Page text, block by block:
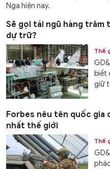
Nga hiện nay.
Sẽ gọi tái ngũ hàng trăm
dự trữ?
Thế
biết
giữ
Forbes nêu tên quốc gia
nhất thế giới
Thế